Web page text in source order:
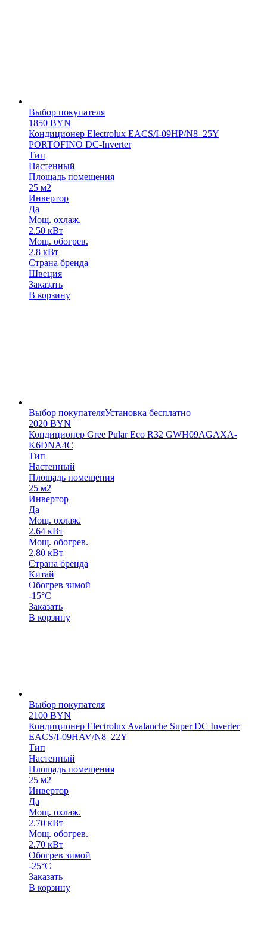
Выбор покупателя
1850 BYN
Кондиционер Electrolux EACS/I-09HP/N8_25Y
PORTOFINO DC-Inverter
Тип
Настенный
Площадь помещения
25 м2
Инвертор
Да
Мощ. охлаж.
2.50 кВт
Мощ. обогрев.
2.8 кВт
Страна бренда
Швеция
Заказать
В корзину
Выбор покупателяУстановка бесплатно
2020 BYN
Кондиционер Gree Pular Eco R32 GWH09AGAXA-
K6DNA4C
Тип
Настенный
Площадь помещения
25 м2
Инвертор
Да
Мощ. охлаж.
2.64 кВт
Мощ. обогрев.
2.80 кВт
Страна бренда
Китай
Обогрев зимой
-15°С
Заказать
В корзину
Выбор покупателя
2100 BYN
Кондиционер Electrolux Avalanche Super DC Inverter
EACS/I-09HAV/N8_22Y
Тип
Настенный
Площадь помещения
25 м2
Инвертор
Да
Мощ. охлаж.
2.70 кВт
Мощ. обогрев.
2.70 кВт
Обогрев зимой
-25°C
Заказать
В корзину